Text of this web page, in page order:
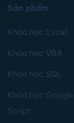
Sản phẩm
Khóa học Excel
Khóa học VBA
Khóa học SQL
Khóa học
Script